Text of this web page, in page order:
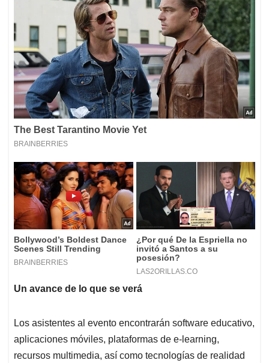
Un avance de lo que se verá
Los asistentes al evento encontrarán software educativo,
aplicaciones móviles, plataformas de e-learning,
recursos multimedia, así como tecnologías de realidad